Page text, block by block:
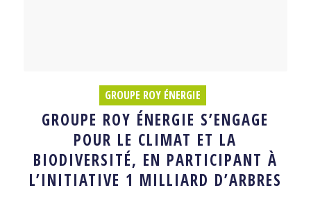
GROUPE ROY ÉNERGIE
GROUPE ROY ÉNERGIE S’ENGAGE
POUR LE CLIMAT ET LA
BIODIVERSITÉ, EN PARTICIPANT À
L’INITIATIVE 1 MILLIARD D’ARBRES